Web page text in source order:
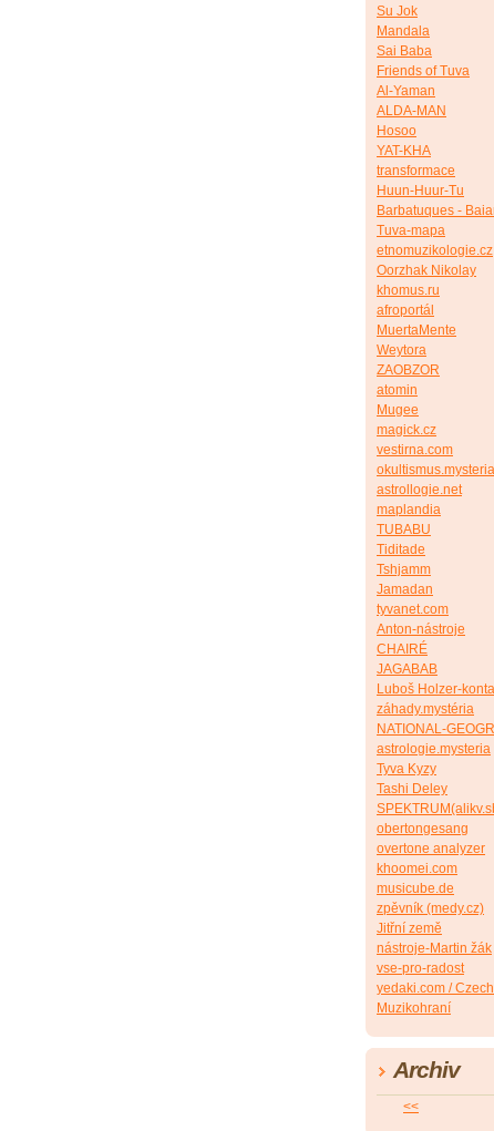
Su Jok
Mandala
Sai Baba
Friends of Tuva
Al-Yaman
ALDA-MAN
Hosoo
YAT-KHA
transformace
Huun-Huur-Tu
Barbatuques -
Tuva-mapa
etnomuzikologie.cz
Oorzhak Nikolay
khomus.ru
afroportál
MuertaMente
Weytora
ZAOBZOR
atomin
Mugee
magick.cz
vestirna.com
astrollogie.net
maplandia
TUBABU
Tiditade
Tshjamm
Jamadan
tyvanet.com
Anton-nástroje
CHAIRÉ
JAGABAB
Luboš Holzer-
záhady.mystéria
NATIONAL-
astrologie.mysteria
Tyva Kyzy
Tashi Deley
obertongesang
overtone analyzer
khoomei.com
musicube.de
zpěvník (medy.cz)
Jitřní země
nástroje-Martin žák
vse-pro-radost
yedaki.com /
Muzikohraní
Archiv
<<